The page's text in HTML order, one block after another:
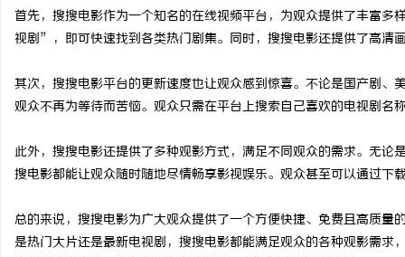
首先，搜搜电影作为一个知名的在线视频平台，为观众提供了丰富
视剧”，即可快速找到各类热门剧集。同时，搜搜电影还提供了高清
其次，搜搜电影平台的更新速度也让观众感到惊喜。不论是国产剧
观众不再为等待而苦恼。观众只需在平台上搜索自己喜欢的电视剧名
此外，搜搜电影还提供了多种观影方式，满足不同观众的需求。无
搜电影都能让观众随时随地尽情畅享影视娱乐。观众甚至可以通过
总的来说，搜搜电影为广大观众提供了一个方便快捷、免费且高质
是热门大片还是最新电视剧，搜搜电影都能满足观众的各种观影需